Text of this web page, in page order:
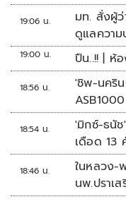
19:06 น.
มท. สั่งผู้ว่
ดูแลควา
19:00 น. ปืน..!! | ห้
18:56 น.
'ชิพ-นคริน
18:54 น.
'มิกซ์-ธนัช
เดือด 13
18:46 น.
ในหลวง-
นพ.ปราเ